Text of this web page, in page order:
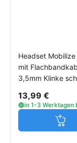
Headset Mobilize
mit
3,5mm Klinke
13,99 €
in 1-3 Werktagen